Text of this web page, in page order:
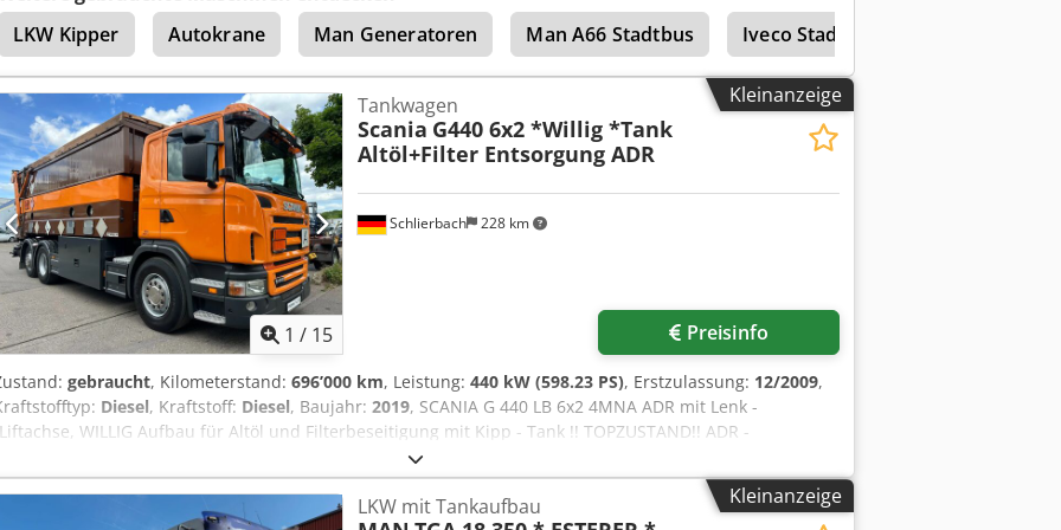
LKW Kipper
Autokrane Man Generatoren Man A66 Stadtbus Iveco Stadtbus
Kleinanzeige
1 / 15
Schlierbach 228 km
Tankwagen
Scania G440 6x2 *Willig *Tank
Altöl+Filter Entsorgung ADR
Preisinfo
gebraucht, Kilometerstand: 696’000 km, Leistung: 440 kW (598.23 PS), Erstzulassung: 12/2009,
Diesel, Kraftstoff: Diesel, Baujahr: 2019, SCANIA G 440 LB 6x2 4MNA ADR mit Lenk -
WILLIG Aufbau für Altöl und Filterbeseitigung mit Kipp - Tank !! TOPZUSTAND!! ADR -
Gefahrenklassen: FL, EX II, EX II, OX, AT Fahrgestell: • EURO 5 • Hubraum: 12.740 cm³ • Motorleistung: 324
/ 440 PS • Radformel: 6x2 • Lift- / Lenkachse (3. Achse) • Intarder• Tempomat • Klimaautomatik •
Standheizung • OPTICRUISE Automatikgetriebe mit Kupplungspedal • Differentialsperre • TC -Kleinanzeige
LKW mit Tankaufbau